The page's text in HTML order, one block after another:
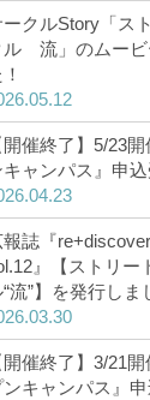
学費・諸
奨学金制度
高等教育
の方へ
ークルStory「ス
ル 流」のムービ
開催終了】5/23
キャンパス』申
報誌『
』【ストリー
“流”】を発行しま
開催終了】3/21
ンキャンパス』